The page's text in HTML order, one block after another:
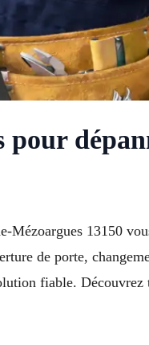
pour
Mézoargues 13150
de porte,
fiable. Découvrez